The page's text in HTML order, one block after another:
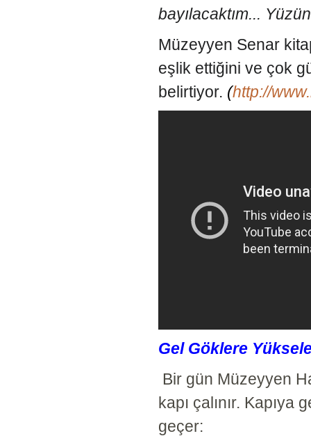
bayılacaktım...
Müzeyyen Senar
eşlik ettiğini ve çok
belirtiyor. (http://
Gel Göklere
Bir gün Müzeyyen
kapı çalınır. Kapıya
geçer: